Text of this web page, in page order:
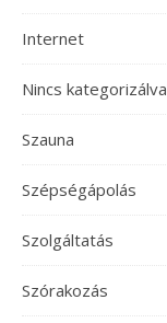
Internet
Nincs kategorizálva
Szauna
Szépségápolás
Szolgáltatás
Szórakozás